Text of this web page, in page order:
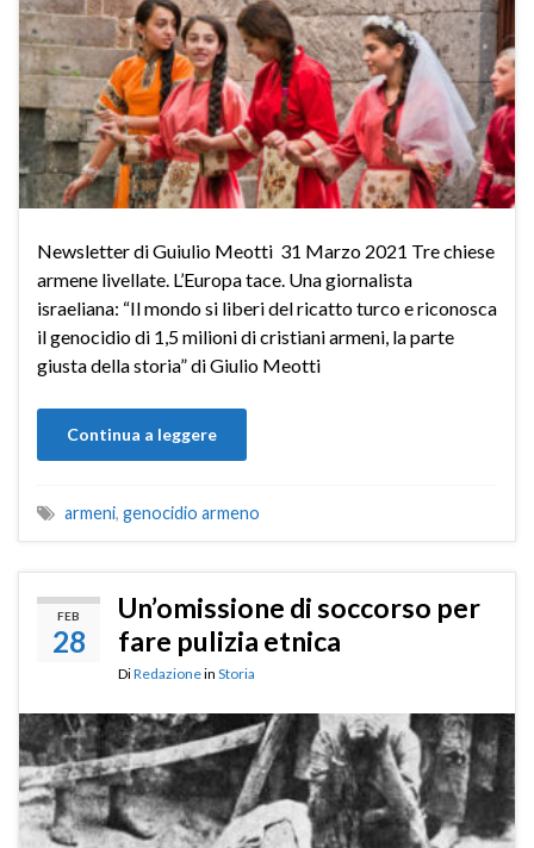
Newsletter di Guiulio Meotti 31 Marzo 2021 Tre chiese
armene livellate. L’Europa tace. Una giornalista
israeliana: “Il mondo si liberi del ricatto turco e riconosca
il genocidio di 1,5 milioni di cristiani armeni, la parte
giusta della storia” di Giulio Meotti
Continua a leggere
armeni, genocidio armeno
FEB
28
Un’omissione di soccorso per
fare pulizia etnica
DiRedazionein Storia